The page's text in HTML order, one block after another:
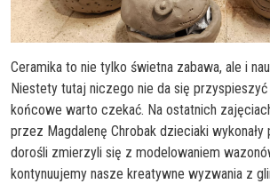
Ceramika to nie tylko świetna zabawa, ale i
Niestety tutaj niczego nie da się
końcowe warto czekać. Na ostatnich
przez Magdalenę Chrobak dzieciaki wykonały
dorośli zmierzyli się z modelowaniem
kontynuujemy nasze kreatywne wyzwania z